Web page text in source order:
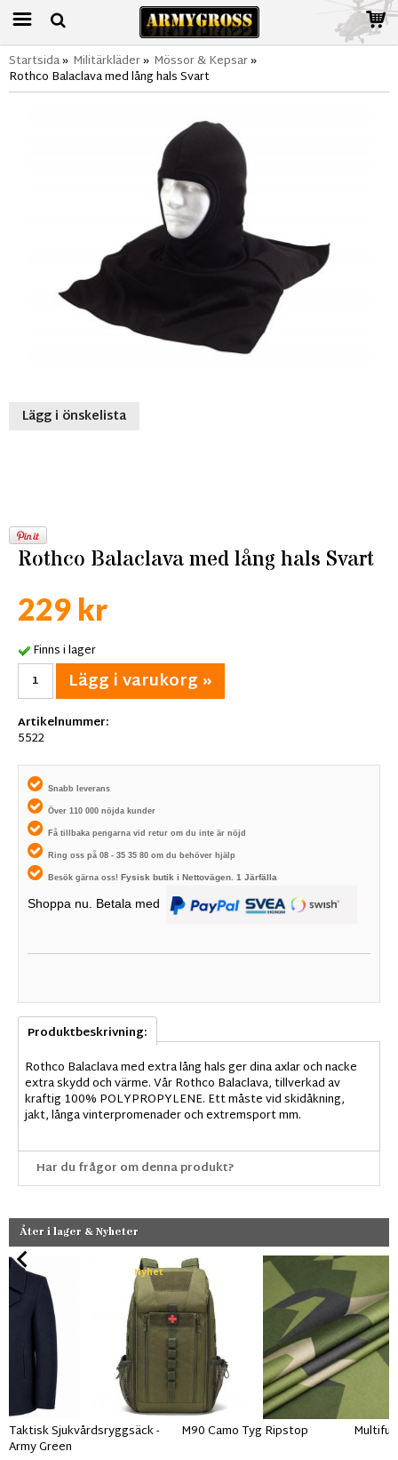
Startsida» Militärkläder» Mössor & Kepsar»
Rothco Balaclava med lång hals Svart
Lägg i önskelista
Rothco Balaclava med lång hals Svart
229 kr
Finns i lager
Lägg i varukorg »
Artikelnummer:
5522
Snabb leverans
Över 110 000 nöjda kunder
Få tillbaka pengarna vid retur om du inte är nöjd
Ring oss på 08 - 35 35 80 om du behöver hjälp
Besök gärna oss! Fysisk butik i Nettovägen. 1 Järfälla
Shoppa nu. Betala med
Produktbeskrivning:
Rothco Balaclava med extra lång hals ger dina axlar och nacke
extra skydd och värme. Vår Rothco Balaclava, tillverkad av
kraftig 100% POLYPROPYLENE. Ett måste vid skidåkning,
jakt, långa vinterpromenader och extremsport mm.
Har du frågor om denna produkt?
Åter i lager & Nyheter
Nyhet
Taktisk Sjukvårdsryggsäck -
Army Green
M90 Camo Tyg Ripstop